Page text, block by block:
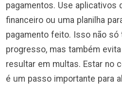
pagamentos. Use aplicativos
financeiro ou uma planilha
pagamento feito. Isso não só
progresso, mas também
resultar em multas. Estar no
é um passo importante para